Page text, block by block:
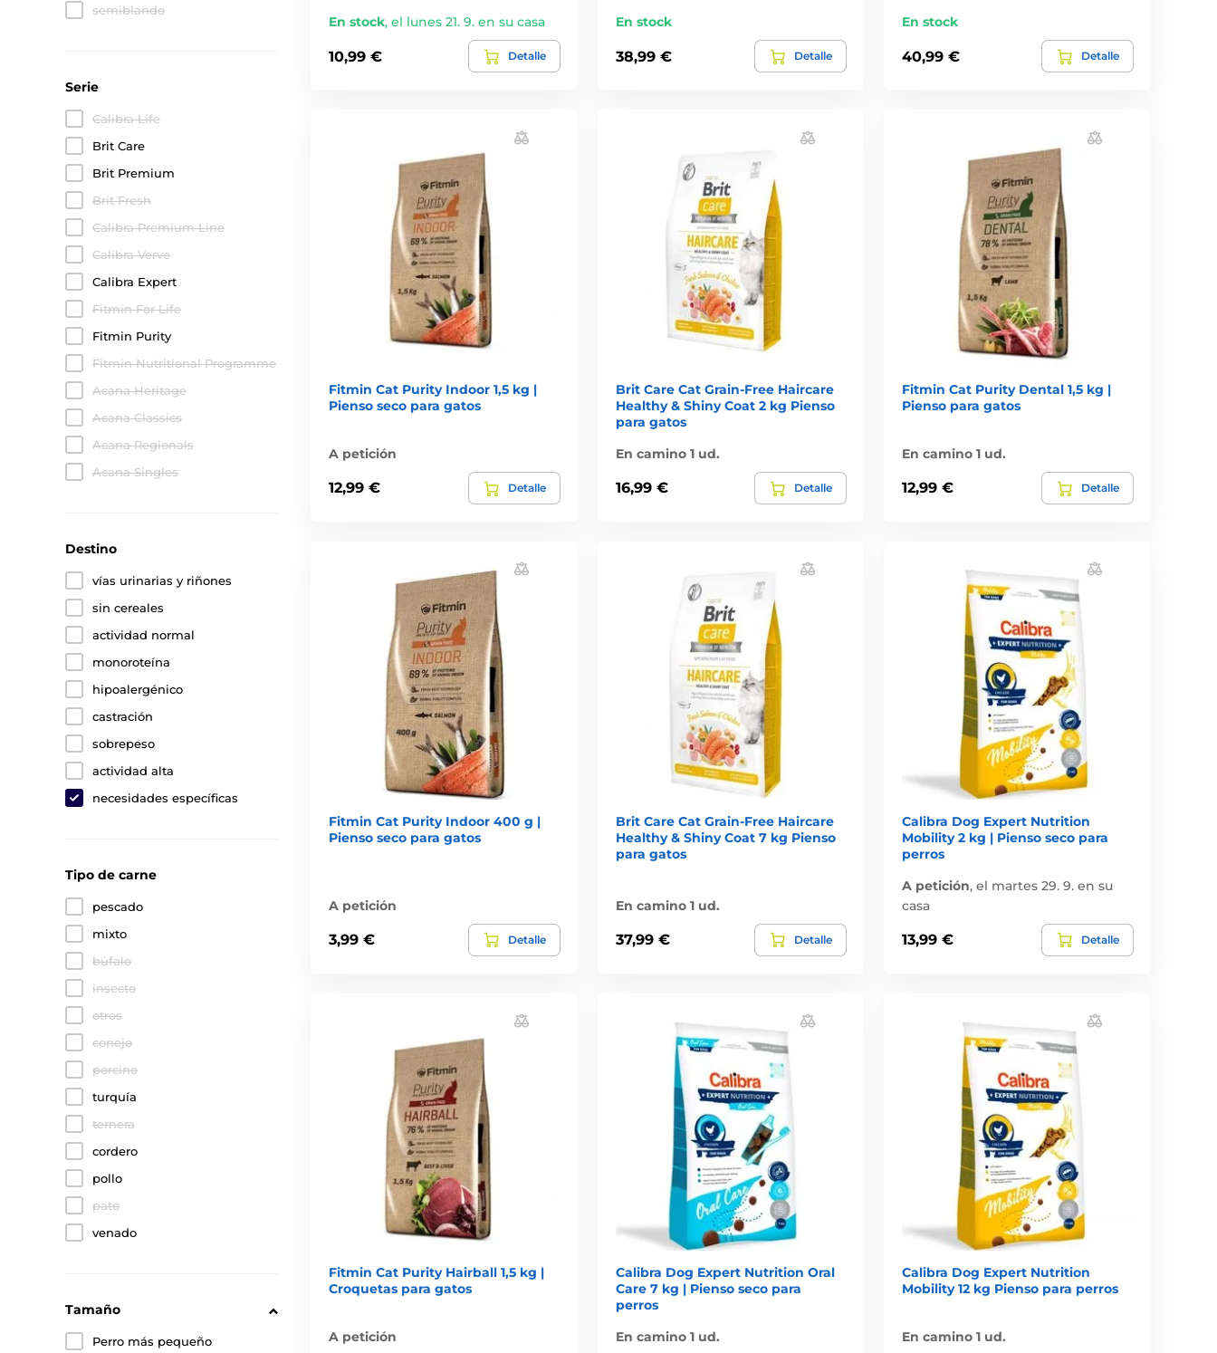
semiblando
Serie
Calibra Life
Brit Care
Brit Premium
Brit Fresh
Calibra Premium Line
Calibra Verve
Calibra Expert
Fitmin For Life
Fitmin Purity
Fitmin Nutritional Programme
Acana Heritage
Acana Classics
Acana Regionals
Acana Singles
Destino
vías urinarias y riñones
sin cereales
actividad normal
monoroteína
hipoalergénico
castración
sobrepeso
actividad alta
necesidades específicas
Tipo de carne
pescado
mixto
búfalo
insecto
otros
conejo
porcino
turquía
ternera
cordero
pollo
pato
venado
Tamaño
Perro más pequeño
En stock, el lunes 21. 9. en su casa
10,99 € Detalle
En stock
38,99 € Detalle
En stock
40,99 € Detalle
Fitmin Cat Purity Indoor 1,5 kg |
Pienso seco para gatos
A petición
12,99 € Detalle
Brit Care Cat Grain-Free Haircare
Healthy & Shiny Coat 2 kg Pienso
para gatos
En camino 1 ud.
16,99 € Detalle
Fitmin Cat Purity Dental 1,5 kg |
Pienso para gatos
En camino 1 ud.
12,99 € Detalle
Fitmin Cat Purity Indoor 400 g |
Pienso seco para gatos
A petición
3,99 € Detalle
Brit Care Cat Grain-Free Haircare
Healthy & Shiny Coat 7 kg Pienso
para gatos
En camino 1 ud.
37,99 € Detalle
Calibra Dog Expert Nutrition
Mobility 2 kg | Pienso seco para
perros
A petición,el martes 29. 9. en su
casa
13,99 € Detalle
Fitmin Cat Purity Hairball 1,5 kg |
Croquetas para gatos
A petición
Calibra Dog Expert Nutrition Oral
Care 7 kg | Pienso seco para
perros
En camino 1 ud.
Calibra Dog Expert Nutrition
Mobility 12 kg Pienso para perros
En camino 1 ud.